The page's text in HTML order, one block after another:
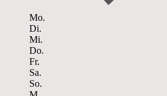
Mo.
Di.
Mi.
Do.
Fr.
Sa.
So.